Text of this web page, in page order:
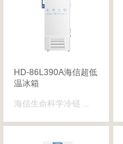
HD-86L390A海信超低
温冰箱
海信生命科学冷链 ...